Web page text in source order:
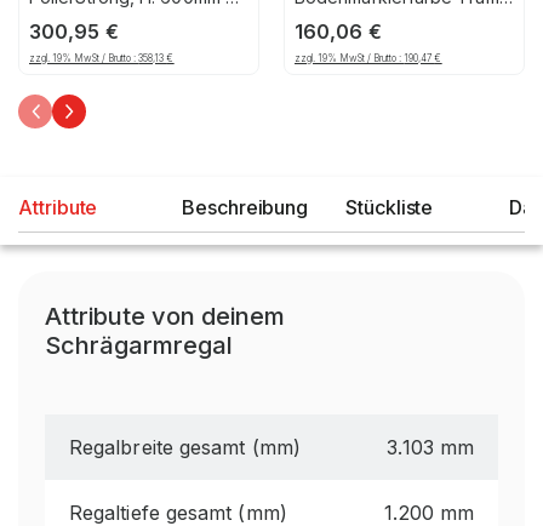
600 mm
300,95 €
zzgl. 19% MwSt / Brutto :358,13€
Extra RMX, 750ml, gelb
160,06 €
zzgl. 19% MwSt / Brutto :190,47€
Attribute Beschreibung Stückliste
Attribute von deinem
Schrägarmregal
Regalbreite gesamt (mm) 3.103 mm
Regaltiefe gesamt (mm) 1.200 mm